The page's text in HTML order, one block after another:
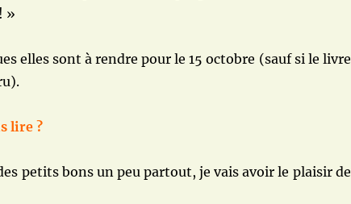
»
elles sont à rendre pour le 15 octobre (sauf si le livre
lire ?
petits bons un peu partout, je vais avoir le plaisir de